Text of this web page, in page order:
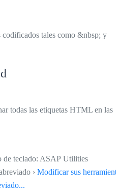
codificados tales como &nbsp; y
todas las etiquetas HTML en las
de teclado: ASAP Utilities
› Modificar sus